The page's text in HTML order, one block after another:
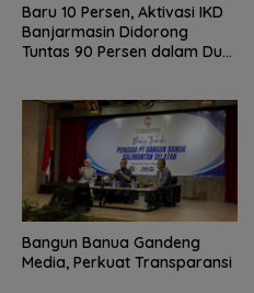
Baru 10 Persen, Aktivasi IKD
Banjarmasin Didorong
Tuntas 90 Persen dalam Dua
Bangun Banua Gandeng
Media, Perkuat Transparansi